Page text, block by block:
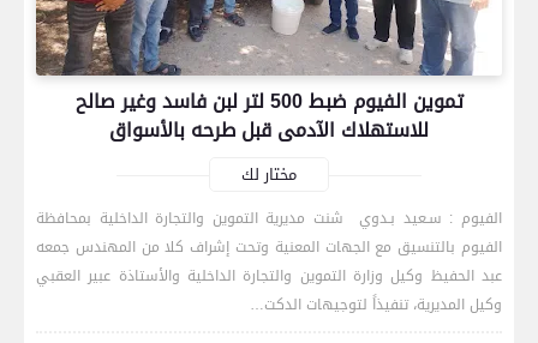
تموين الفيوم ضبط 500 لتر لبن فاسد وغير صالح
للاستهلاك الآدمى قبل طرحه بالأسواق
مختار لك
الفيوم : سـعيد بـدوي شنت مديرية التموين والتجارة الداخلية بمحافظة
الفيوم بالتنسيق مع الجهات المعنية وتحت إشراف كلا من المهندس جمعه
عبد الحفيظ وكيل وزارة التموين والتجارة الداخلية والأستاذة عبير العقبي
وكيل المديرية، تنفيذاً لتوجيهات الدكت…
رياضة